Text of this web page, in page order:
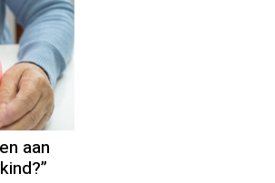
aan